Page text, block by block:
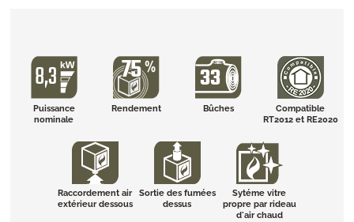
Puissance
nominale
Rendement Bûches
Compatible
RT2012 et RE2020
Raccordement air
extérieur dessous
Sortie des fumées
dessus
Sytéme vitre
propre par rideau
d'air chaud